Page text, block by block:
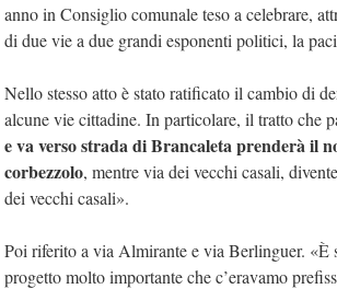
anno in Consiglio comunale teso a celebrare,
di due vie a due grandi esponenti politici, la
Nello stesso atto è stato ratificato il cambio di
alcune vie cittadine. In particolare, il tratto che
e va verso strada di Brancaleta prenderà il
corbezzolo, mentre via dei vecchi casali,
dei vecchi casali».
Poi riferito a via Almirante e via Berlinguer. «È
progetto molto importante che c’eravamo